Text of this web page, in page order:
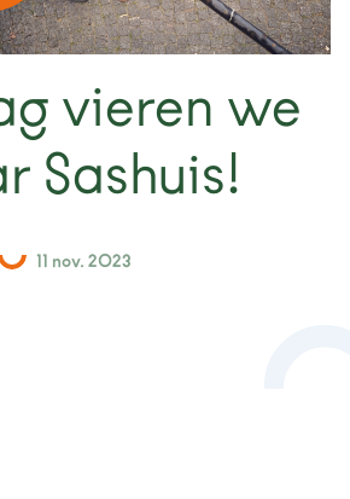
over
nieuws
projecten
contact
vieren we
Sashuis!
11 nov. 2023